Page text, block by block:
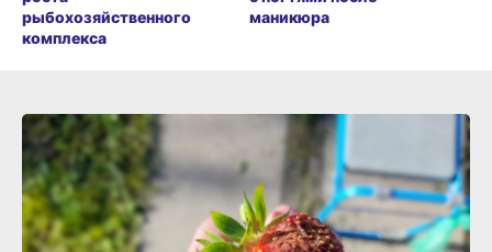
рыбохозяйственного
комплекса
маникюра